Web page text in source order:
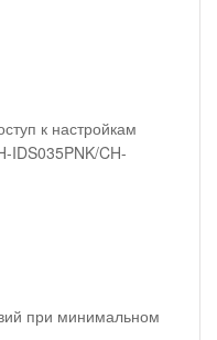
к настройкам
IDS035PNK/CH-
при минимальном